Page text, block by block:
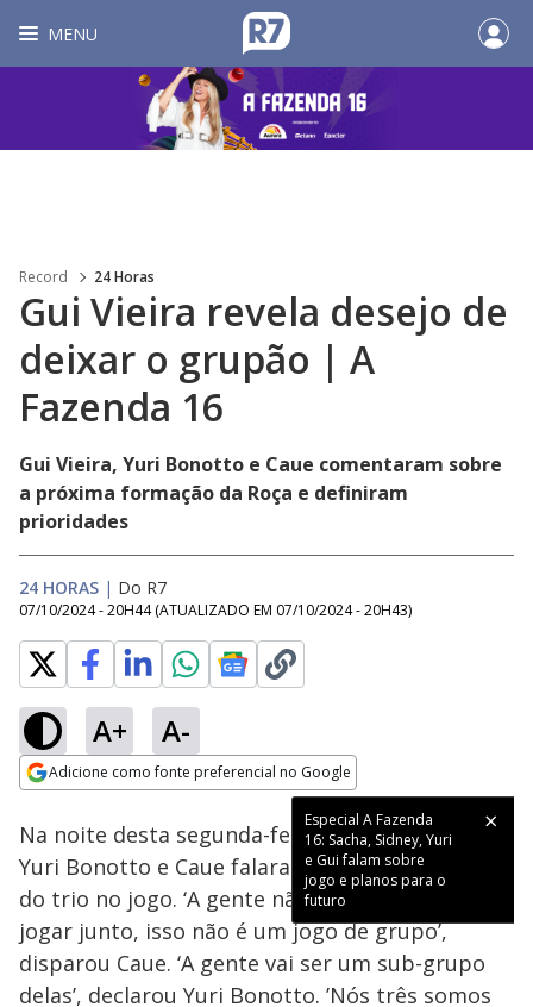
MENU
Record 24 Horas
Gui Vieira revela desejo de
deixar o grupão | A
Fazenda 16
Gui Vieira, Yuri Bonotto e Caue comentaram sobre
a próxima formação da Roça e definiram
prioridades
24 HORAS | Do R7
07/10/2024 - 20H44 (ATUALIZADO EM 07/10/2024 - 20H43)
A+ A-
Adicione como fonte preferencial no Google
Ativar
Loaded
55.28%
Na noite desta segunda-feira (07), Gui Viera,
Yuri Bonotto e Caue falaram sobre a situação
do trio no jogo. ‘A gente não tem que mais
jogar junto, isso não é um jogo de grupo’,
disparou Caue. ‘A gente vai ser um sub-grupo
delas’, declarou Yuri Bonotto. ’Nós três somos